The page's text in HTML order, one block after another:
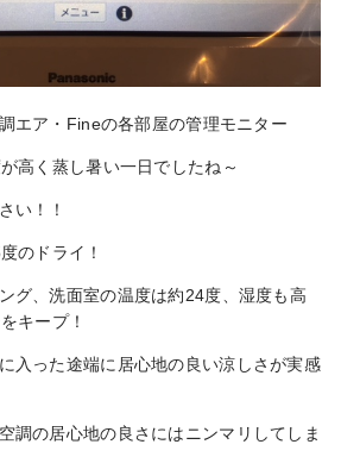
エア・Fineの各部屋の管理モニター
高く蒸し暑い一日でしたね～
い！！
のドライ！
グ、洗面室の温度は約24度、湿度も高
キープ！
入った途端に居心地の良い涼しさが実感
調の居心地の良さにはニンマリしてしま